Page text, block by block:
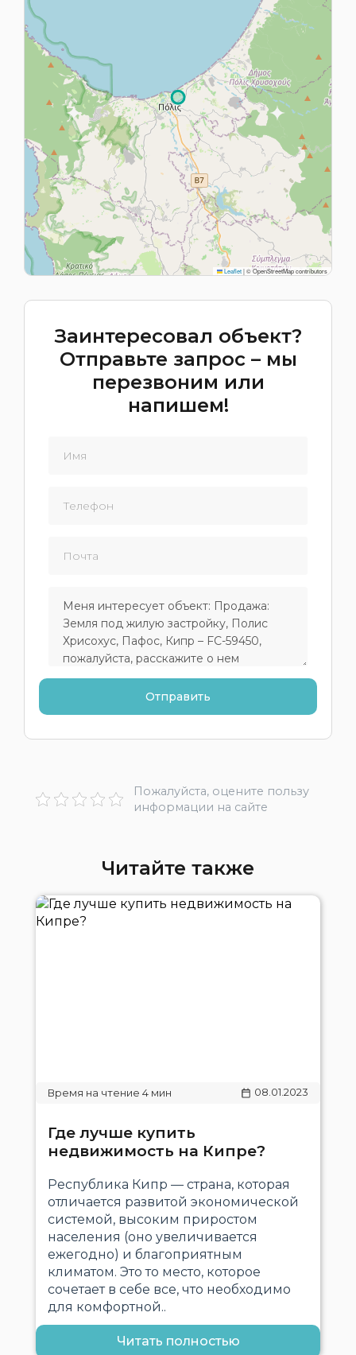
Leaflet|© OpenStreetMap contributors
Заинтересовал объект?
Отправьте запрос – мы
перезвоним или
напишем!
Пожалуйста, оцените пользу
информации на сайте
Читайте также
08.01.2023
Где лучше купить
недвижимость на Кипре?
Республика Кипр — страна, которая
отличается развитой экономической
системой, высоким приростом
населения (оно увеличивается
ежегодно) и благоприятным
климатом. Это то место, которое
сочетает в себе все, что необходимо
для комфортной..
Читать полностью